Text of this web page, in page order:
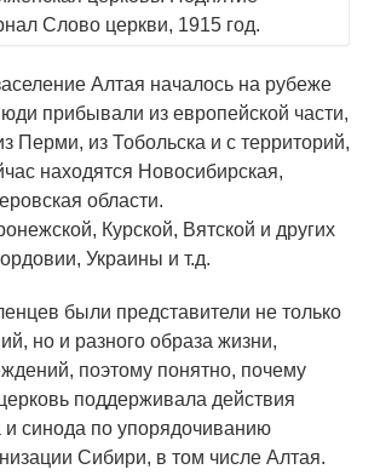
Алтая началось на рубеже
прибывали из европейской части,
Перми, из Тобольска и с территорий,
находятся Новосибирская,
области.
Курской, Вятской и других
Украины и т.д.
были представители не только
но и разного образа жизни,
поэтому понятно, почему
поддерживала действия
и синода по упорядочиванию
Сибири, в том числе Алтая.